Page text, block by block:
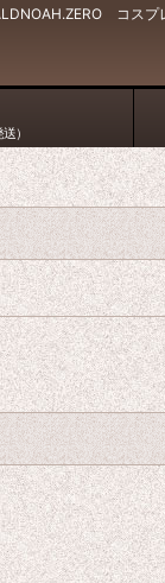
コスプ
）